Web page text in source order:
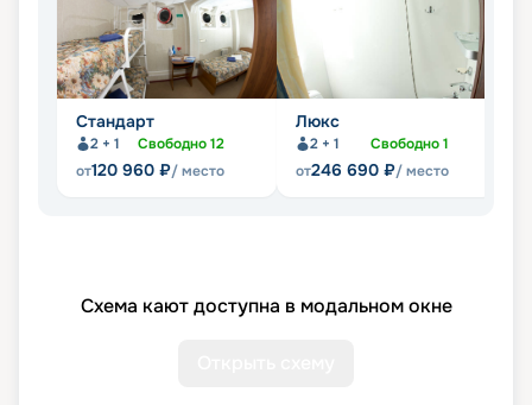
Стандарт
2 + 1 Свободно12
от120 960 ₽/ место
Люкс
2 + 1 Свободно1
от246 690 ₽/ место
Схема кают доступна в модальном окне